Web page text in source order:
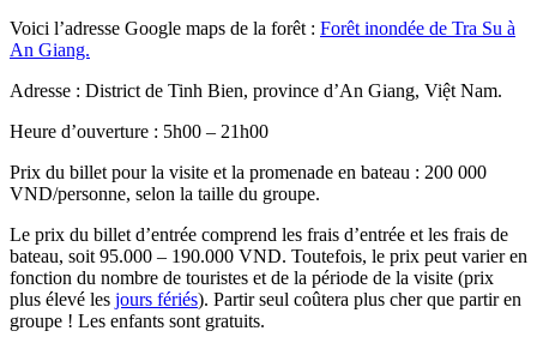
Voici l’adresse Google maps de la forêt : Forêt inondée de Tra Su à
An Giang.
Adresse : District de Tinh Bien, province d’An Giang, Việt Nam.
Heure d’ouverture : 5h00 – 21h00
Prix du billet pour la visite et la promenade en bateau : 200 000
VND/personne, selon la taille du groupe.
Le prix du billet d’entrée comprend les frais d’entrée et les frais de
bateau, soit 95.000 – 190.000 VND. Toutefois, le prix peut varier en
fonction du nombre de touristes et de la période de la visite (prix
plus élevé les jours fériés). Partir seul coûtera plus cher que partir en
groupe ! Les enfants sont gratuits.